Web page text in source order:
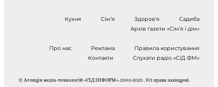
Кухня Сім’я Здоров’я
Садиба
Архів газети «Сім’я і дім»
Про нас Реклама
Правила користування
Контакти
Слухати радіо «СіД ФМ»
© Агенція медіа-технологій «СІД ІНФОРМ», 2003-2023 . Усі права захищені.